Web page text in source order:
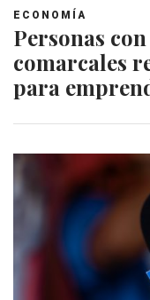
ECONOMÍA
Personas
comarcales
para